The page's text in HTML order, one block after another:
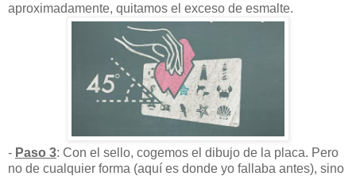
aproximadamente, quitamos el exceso de esmalte.
- Paso 3: Con el sello, cogemos el dibujo de la placa. Pero
no de cualquier forma (aquí es donde yo fallaba antes), sino